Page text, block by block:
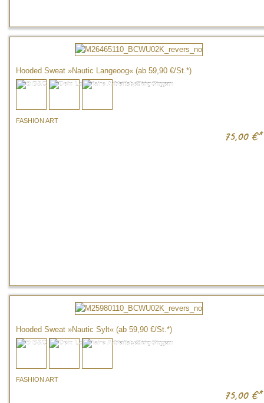
Hooded Sweat »Nautic Langeoog« (ab 59,90 €/St.*)
FASHION ART
75,00 €*
Hooded Sweat »Nautic Sylt« (ab 59,90 €/St.*)
FASHION ART
75,00 €*